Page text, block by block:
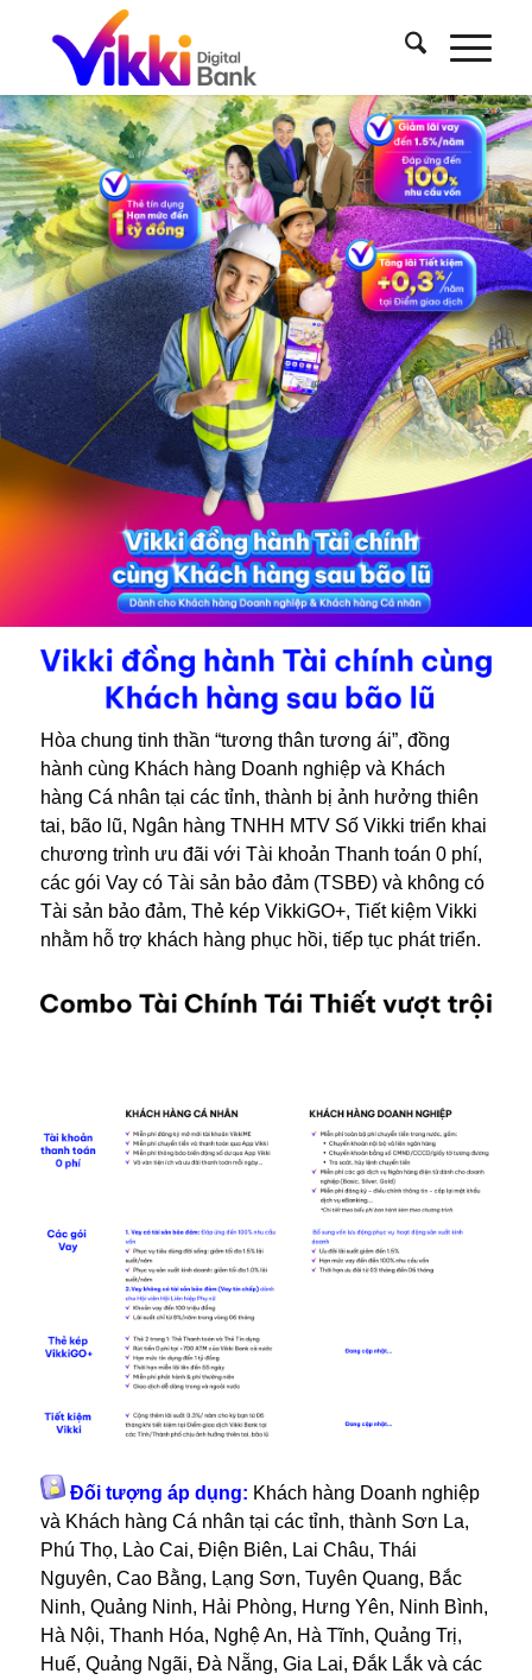
Hòa chung tinh thần “tương thân tương ái”, đồng
hành cùng Khách hàng Doanh nghiệp và Khách
hàng Cá nhân tại các tỉnh, thành bị ảnh hưởng thiên
tai, bão lũ, Ngân hàng TNHH MTV Số Vikki triển khai
chương trình ưu đãi với Tài khoản Thanh toán 0 phí,
các gói Vay có Tài sản bảo đảm (TSBĐ) và không có
Tài sản bảo đảm, Thẻ kép VikkiGO+, Tiết kiệm Vikki
nhằm hỗ trợ khách hàng phục hồi, tiếp tục phát triển.
Đối tượng áp dụng: Khách hàng Doanh nghiệp
và Khách hàng Cá nhân tại các tỉnh, thành Sơn La,
Phú Thọ, Lào Cai, Điện Biên, Lai Châu, Thái
Nguyên, Cao Bằng, Lạng Sơn, Tuyên Quang, Bắc
Ninh, Quảng Ninh, Hải Phòng, Hưng Yên, Ninh Bình,
Hà Nội, Thanh Hóa, Nghệ An, Hà Tĩnh, Quảng Trị,
Huế, Quảng Ngãi, Đà Nẵng, Gia Lai, Đắk Lắk và các